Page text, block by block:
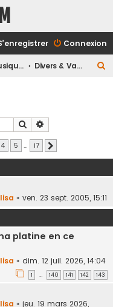
Connexion
Les Musiques Diverses Divers & Variés
c
h
r
Rechercher
4 5 … 17
« ven. 23 sept. 2005, 15:11
platine en ce
« dim. 12 juil. 2026, 14:04
1 … 140 141 142 143
« jeu. 19 mars 2026,